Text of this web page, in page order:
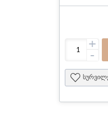
+
-